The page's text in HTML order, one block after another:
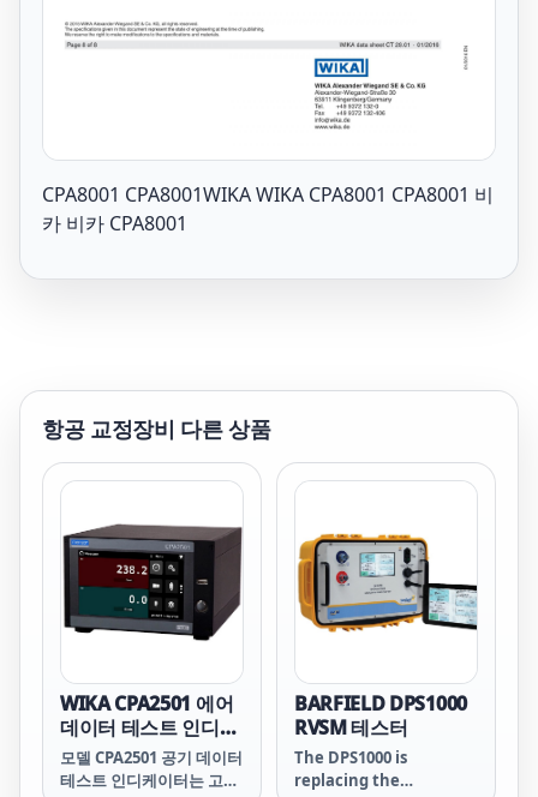
CPA8001 CPA8001WIKA WIKA CPA8001 CPA8001 비
카 비카 CPA8001
항공 교정장비 다른 상품
WIKA CPA2501 에어
데이터 테스트 인디케
이터
모델 CPA2501 공기 데이터
테스트 인디케이터는 고도
BARFIELD DPS1000
RVSM 테스터
The DPS1000 is
replacing the